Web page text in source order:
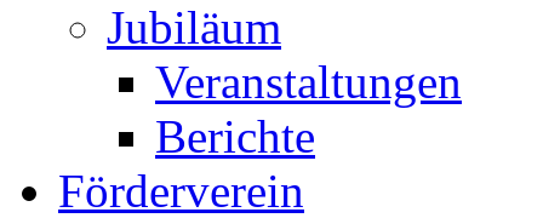
Jubiläum
Veranstaltungen
Berichte
Förderverein